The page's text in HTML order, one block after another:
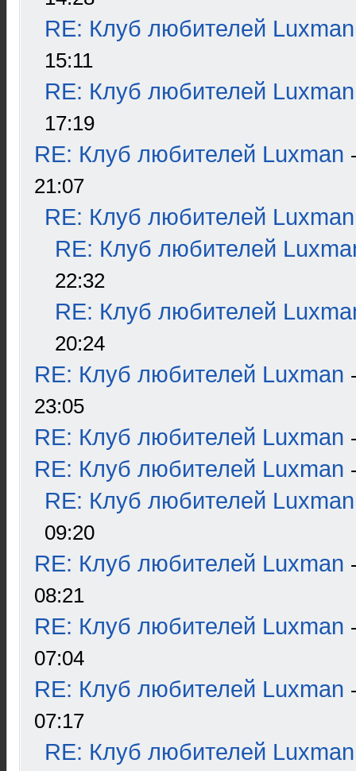
RE: Клуб любителей Luxman
15:11
RE: Клуб любителей Luxman
17:19
RE: Клуб любителей Luxman
21:07
RE: Клуб любителей Luxman
RE: Клуб любителей
22:32
RE: Клуб любителей
20:24
RE: Клуб любителей Luxman
23:05
RE: Клуб любителей Luxman
RE: Клуб любителей Luxman
RE: Клуб любителей Luxman
09:20
RE: Клуб любителей Luxman
08:21
RE: Клуб любителей Luxman
07:04
RE: Клуб любителей Luxman
07:17
RE: Клуб любителей Luxman